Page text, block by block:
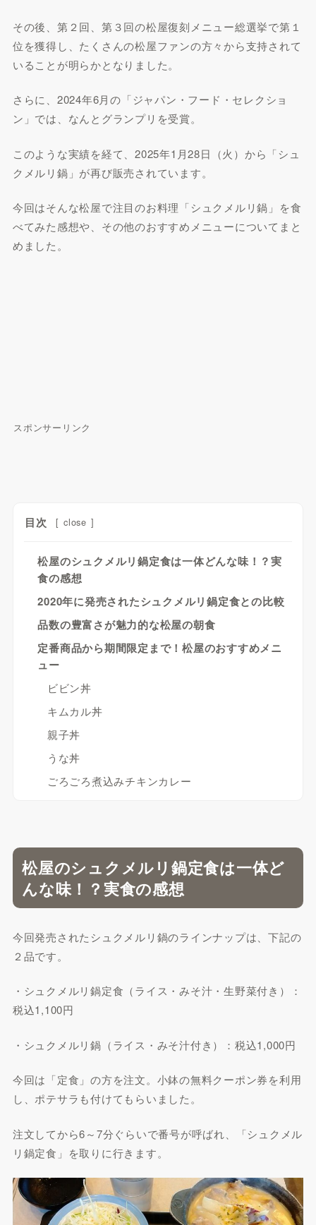
その後、第２回、第３回の松屋復刻メニュー総選挙で第１
位を獲得し、たくさんの松屋ファンの方々から支持されて
いることが明らかとなりました。
さらに、2024年6月の「ジャパン・フード・セレクショ
ン」では、なんとグランプリを受賞。
このような実績を経て、2025年1月28日（火）から「シュ
クメルリ鍋」が再び販売されています。
今回はそんな松屋で注目のお料理「シュクメルリ鍋」を食
べてみた感想や、その他のおすすめメニューについてまと
めました。
スポンサーリンク
目次 [ close ]
松屋のシュクメルリ鍋定食は一体どんな味！？実
食の感想
2020年に発売されたシュクメルリ鍋定食との比較
品数の豊富さが魅力的な松屋の朝食
定番商品から期間限定まで！松屋のおすすめメニ
ュー
ビビン丼
キムカル丼
親子丼
うな丼
ごろごろ煮込みチキンカレー
松屋のシュクメルリ鍋定食は一体ど
んな味！？実食の感想
今回発売されたシュクメルリ鍋のラインナップは、下記の
２品です。
・シュクメルリ鍋定食（ライス・みそ汁・生野菜付き）：
税込1,100円
・シュクメルリ鍋（ライス・みそ汁付き）：税込1,000円
今回は「定食」の方を注文。小鉢の無料クーポン券を利用
し、ポテサラも付けてもらいました。
注文してから6～7分ぐらいで番号が呼ばれ、「シュクメル
リ鍋定食」を取りに行きます。